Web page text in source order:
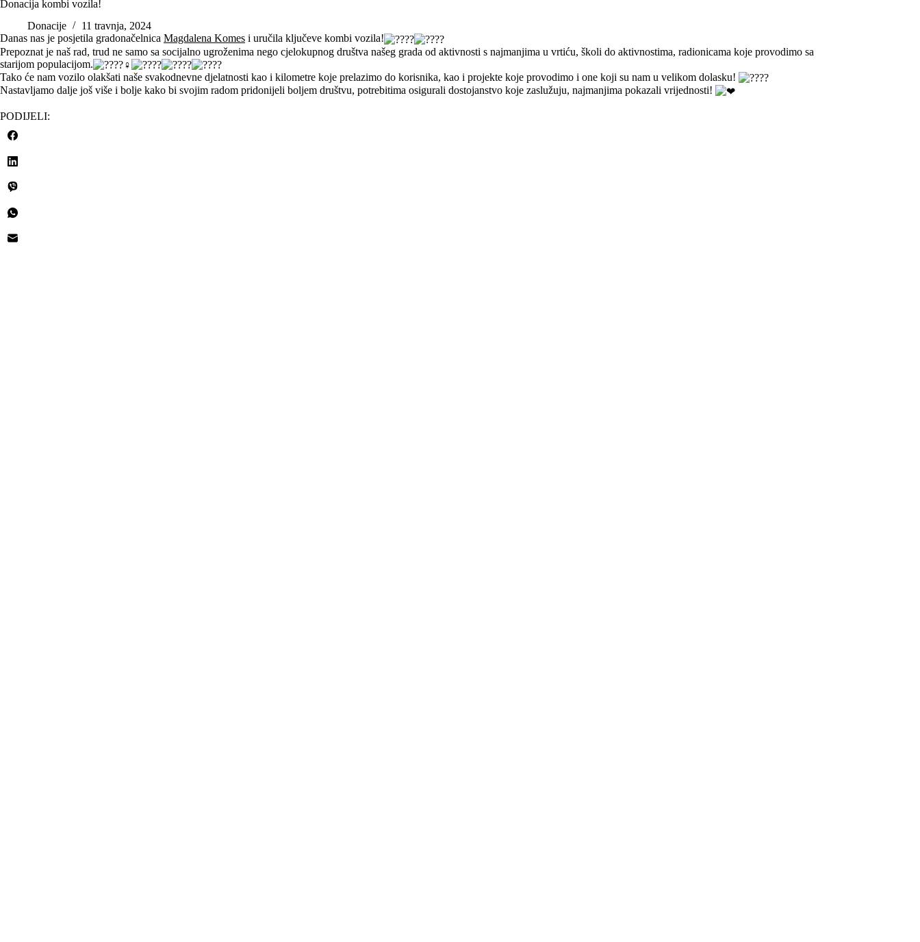
Donacija kombi vozila!
Donacije
11 travnja, 2024
Danas nas je posjetila gradonačelnica Magdalena Komes i uručila ključeve kombi vozila!
Prepoznat je naš rad, trud ne samo sa socijalno ugroženima nego cjelokupnog društva našeg grada od aktivnosti s najmanjima u vrtiću, školi do aktivnostima, radionicama koje provodimo sa
starijom populacijom.
Tako će nam vozilo olakšati naše svakodnevne djelatnosti kao i kilometre koje prelazimo do korisnika, kao i projekte koje provodimo i one koji su nam u velikom dolasku!
Nastavljamo dalje još više i bolje kako bi svojim radom pridonijeli boljem društvu, potrebitima osigurali dostojanstvo koje zaslužuju, najmanjima pokazali vrijednosti!
PODIJELI: